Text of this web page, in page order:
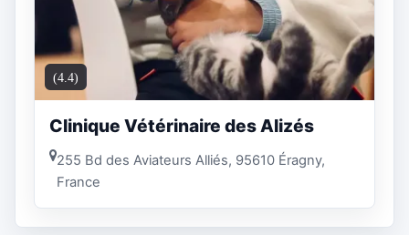
(4.4)
Clinique Vétérinaire des Alizés
255 Bd des Aviateurs Alliés, 95610 Éragny,
France